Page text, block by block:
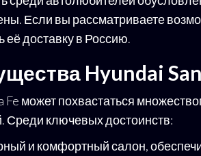
Если вы рассматриваете
её доставку в Россию.
Hyundai
Fe может похвастаться
Среди ключевых достоинств:
и комфортный салон,